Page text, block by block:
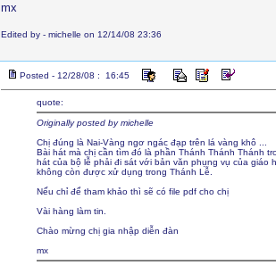
mx
Edited by - michelle on 12/14/08 23:36
Posted - 12/28/08 : 16:45
quote:
Originally posted by michelle
Chị đúng là Nai-Vàng ngơ ngác đạp trên lá vàng khô ...
Bài hát mà chị cần tìm đó là phần Thánh Thánh Thánh
hát của bộ lễ phải đi sát với bản văn phụng vụ của giáo
không còn được xử dụng trong Thánh Lễ.
Nếu chỉ để tham khảo thì sẽ có file pdf cho chị
Vài hàng làm tin.
Chào mừng chị gia nhập diễn đàn
mx